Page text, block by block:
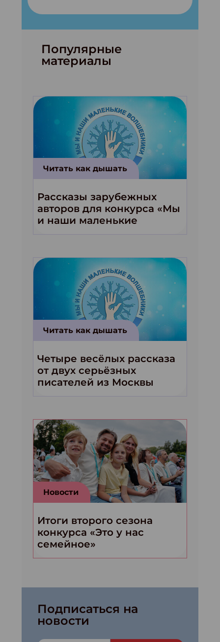
Популярные
материалы
Читать как дышать
Рассказы зарубежных
авторов для конкурса «Мы
и наши маленькие
волшебники!»
Читать как дышать
Четыре весёлых рассказа
от двух серьёзных
писателей из Москвы
Новости
Итоги второго сезона
конкурса «Это у нас
семейное»
Подписаться на
новости